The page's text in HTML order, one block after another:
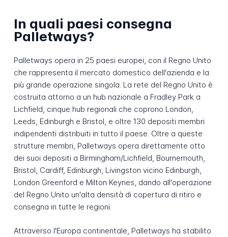
In quali paesi consegna
Palletways?
Palletways opera in 25 paesi europei, con il Regno Unito
che rappresenta il mercato domestico dell'azienda e la
più grande operazione singola. La rete del Regno Unito è
costruita attorno a un hub nazionale a Fradley Park a
Lichfield, cinque hub regionali che coprono London,
Leeds, Edinburgh e Bristol, e oltre 130 depositi membri
indipendenti distribuiti in tutto il paese. Oltre a queste
strutture membri, Palletways opera direttamente otto
dei suoi depositi a Birmingham/Lichfield, Bournemouth,
Bristol, Cardiff, Edinburgh, Livingston vicino Edinburgh,
London Greenford e Milton Keynes, dando all'operazione
del Regno Unito un'alta densità di copertura di ritiro e
consegna in tutte le regioni.
Attraverso l'Europa continentale, Palletways ha stabilito